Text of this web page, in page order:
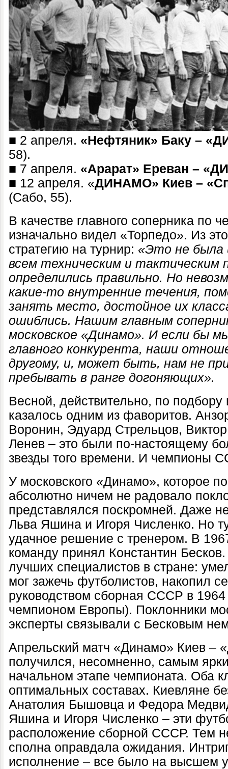
■ 2 апреля. «Нефтяник» Баку –
58).
■ 7 апреля. «Арарат» Ереван –
■ 12 апреля. «ДИНАМО» Киев –
(Сабо, 55).
В качестве главного соперника по
изначально видел «Торпедо». Из
стратегию на турнир: «Это не была
всем техническим и
определились правильно. Но
какие-то внутренние течения,
занять место, достойное их
ошиблись. Нашим главным
московское «Динамо». И если бы
главного конкурента, наши
другому, и, может быть, нам не
пребывать в ранге догоняющих».
Весной, действительно, по подбору
казалось одним из фаворитов.
Воронин, Эдуард Стрельцов,
Ленев – это были по-настоящему
звезды того времени. И чемпионы
У московского «Динамо», которое
абсолютно ничем не радовало
представлялся поскромней. Даже
Льва Яшина и Игоря Численко. Но
удачное решение с тренером. В
команду принял Константин
лучших специалистов в стране:
мог зажечь футболистов, накопил
руководством сборная СССР в 1964
чемпионом Европы). Поклонники
эксперты связывали с Бесковым
Апрельский матч «Динамо» Киев –
получился, несомненно, самым
начальном этапе чемпионата. Оба
оптимальных составах. Киевляне
Анатолия Бышовца и Федора
Яшина и Игоря Численко – эти
расположение сборной СССР. Тем
сполна оправдала ожидания.
исполнение – все было на высшем